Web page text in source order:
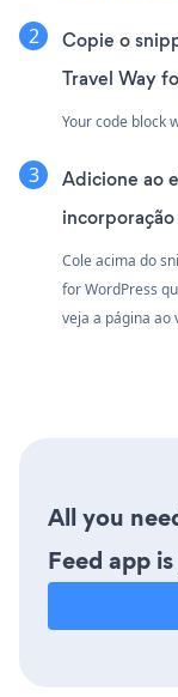
Copie o
Travel Way
Your code block
Adicione ao
Cole acima do
for WordPress
veja a página ao
All you
Feed app